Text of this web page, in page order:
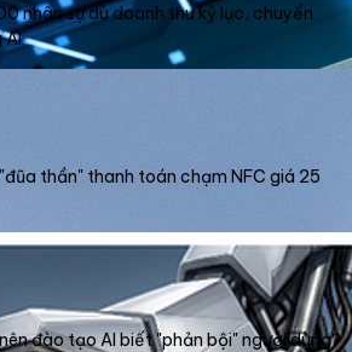
nhân sự dù doanh thu kỷ lục, chuyển
AI
thần" thanh toán chạm NFC giá 25
đào tạo AI biết "phản bội" người dùng?